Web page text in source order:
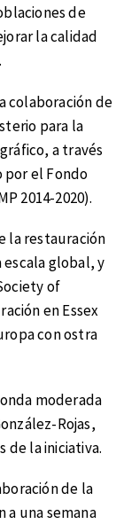
de
la calidad
colaboración de
para la
a través
por el Fondo
2014-2020).
la restauración
escala global, y
of
en Essex
con ostra
moderada
Rojas,
de la iniciativa.
de la
a una semana